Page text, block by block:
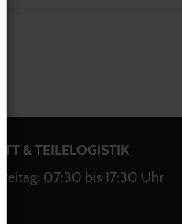
& TEILELOGISTIK
07:30 bis 17:30 Uhr